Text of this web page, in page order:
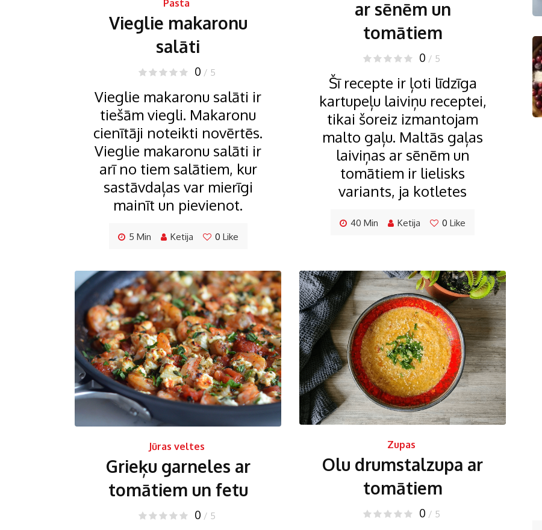
salāti
Vieglie makaronu salāti ir
tiešām viegli. Makaronu
cienītāji noteikti novērtēs.
Vieglie makaronu salāti ir
arī no tiem salātiem, kur
sastāvdaļas var mierīgi
mainīt un pievienot.
5 Min Ketija Like
ar sēnēm un
tomātiem
0 / 5
Šī recepte ir ļoti līdzīga
kartupeļu laiviņu receptei,
tikai šoreiz izmantojam
malto gaļu. Maltās gaļas
laiviņas ar sēnēm un
tomātiem ir lielisks
variants, ja kotletes
40 Min Ketija 0 Like
Grieķu garneles ar
tomātiem un fetu
Olu drumstalzupa ar
tomātiem